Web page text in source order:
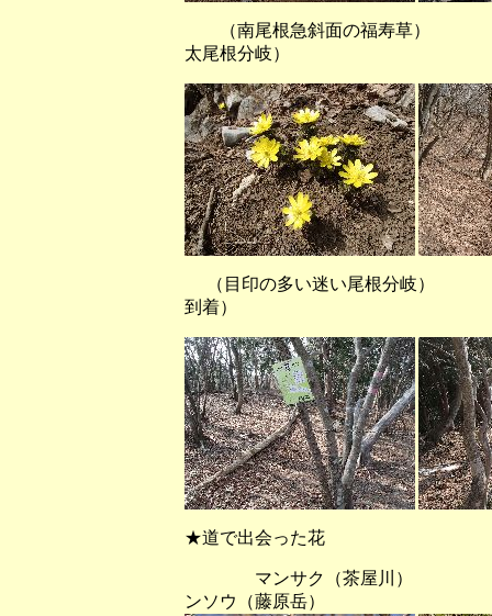
（南尾根急斜面の福
太尾根分岐）
（目印の多い迷い尾根分岐
到着）
★道で出会った花
マンサク（茶屋川）
ンソウ（藤原岳）